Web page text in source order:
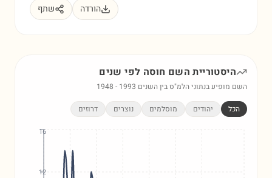
הורדה שתף
היסטוריית השם חוסה לפי שנים
השם מופיע בנתוני הלמ"ס בין השנים 1948 - 1993
הכל יהודים מוסלמים נוצרים דרוזים
12
16